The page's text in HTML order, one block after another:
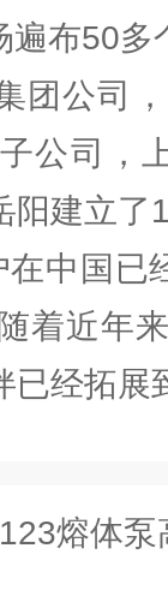
遍布50多
团公司
公司，
阳建立了
中国已
着近年
已经拓展
熔体